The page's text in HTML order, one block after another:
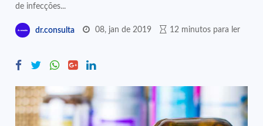
de infecções...
dr.consulta 08, jan de 2019 12 minutos para ler